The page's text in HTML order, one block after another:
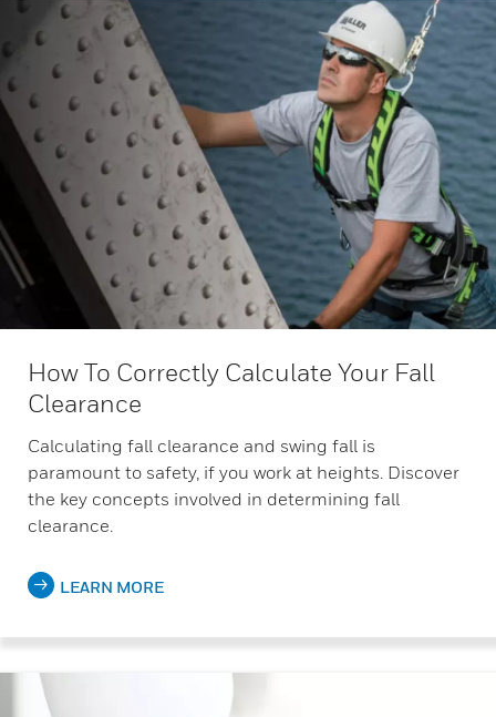
How To Correctly Calculate Your Fall
Clearance
Calculating fall clearance and swing fall is
paramount to safety, if you work at heights. Discover
the key concepts involved in determining fall
clearance.
LEARN MORE